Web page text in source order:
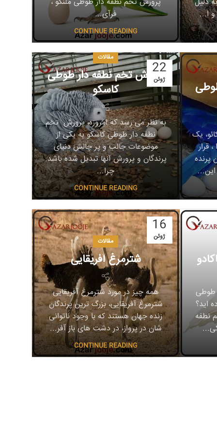
و ا...
فرآی...
CONTINUE READING
یک
قرار
پرنده
22
ژوئن
مقالات
پرورش تخم نطفه دار طوطی
کاسکو
به نظر می رسد که امروزه، پرورش تخم
نطفه دار طوطی کاسکو به یکی از
موضوعات جالب و پر چالش دنیای
پرندگان و پرورش آنها تبدیل شده باشد.
چرا...
CONTINUE READING
طوطی
اید؟
نطفه
16
ژوئن
مقالات
شترمرغ آفریقایی
همه چیز در مورد شترمرغ آفریقایی
شترمرغ آفریقایی، بزرگ ترین پرندگان
زنده جهان هستند که با وجود ناتوانی
شان در پرواز، در دشت های باز آفر...
CONTINUE READING